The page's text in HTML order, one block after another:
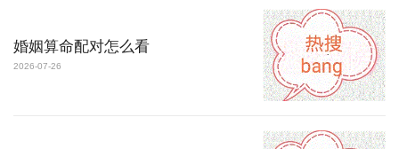
婚姻算命配对怎么看
2026-07-26